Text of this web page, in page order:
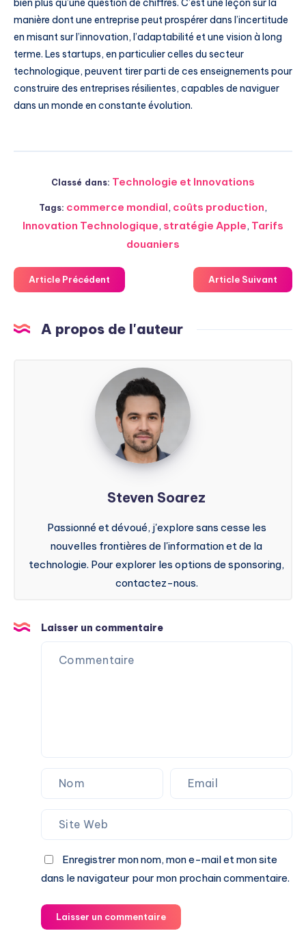
bien plus qu’une question de chiffres. C’est une leçon sur la
manière dont une entreprise peut prospérer dans l’incertitude
en misant sur l’innovation, l’adaptabilité et une vision à long
terme. Les startups, en particulier celles du secteur
technologique, peuvent tirer parti de ces enseignements pour
construire des entreprises résilientes, capables de naviguer
dans un monde en constante évolution.
Classé dans: Technologie et Innovations
Tags: commerce mondial, coûts production,
Innovation Technologique, stratégie Apple, Tarifs
douaniers
Article Précédent Article Suivant
A propos de l'auteur
Steven
Soarez
Steven Soarez
Passionné et dévoué, j'explore sans cesse les
nouvelles frontières de l'information et de la
technologie. Pour explorer les options de sponsoring,
contactez-nous.
Laisser un commentaire
Enregistrer mon nom, mon e-mail et mon site
dans le navigateur pour mon prochain commentaire.
Laisser un commentaire